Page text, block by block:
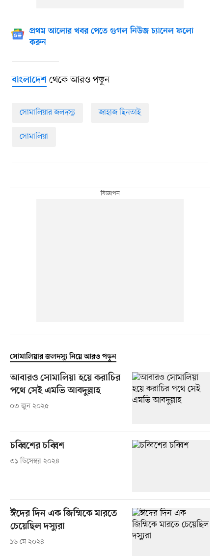
প্রথম আলোর খবর পেতে গুগল নিউজ চ্যানেল ফলো
করুন
বাংলাদেশথেকে আরও পড়ুন
সোমালিয়ার জলদস্যু জাহাজ ছিনতাই
সোমালিয়া
সোমালিয়ার জলদস্যু নিয়ে আরও পড়ুন
আবারও সোমালিয়া হয়ে করাচির
পথে সেই এমভি আবদুল্লাহ
০৩ জুন ২০২৫
চব্বিশের চব্বিশ
৩১ ডিসেম্বর ২০২৪
ঈদের দিন এক জিম্মিকে মারতে
চেয়েছিল দস্যুরা
১৬ মে ২০২৪